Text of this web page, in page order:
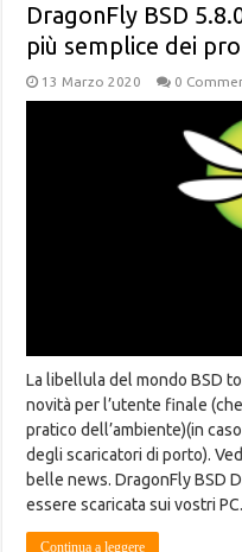
DragonFly BSD
più semplice dei
13 Marzo 2020 0
La libellula del mondo BSD
novità per l’utente finale
pratico dell’ambiente)(in
degli scaricatori di porto).
belle news. DragonFly BSD
essere scaricata sui vostri
Continua a leggere